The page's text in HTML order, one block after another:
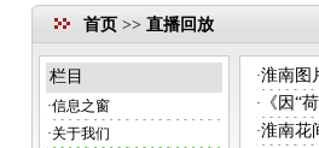
首页 >> 直播回放
栏目
·信息之窗
·关于我们
·淮南图
·
《因“
·淮南花